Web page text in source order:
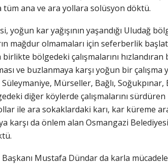
tüm ana ve ara yollara solüsyon döktü.
yoğun kar yağışının yaşandığı Uludağ
mağdur olmamaları için seferberlik
bölgedeki çalışmalarını
ve buzlanmaya karşı yoğun bir
Mürseller, Bağlı,
diğer köylerde çalışmalarını
ile ara sokaklardaki karı, kar küreme
karşı da önlem alan Osmangazi
Mustafa Dündar da karla mücadele